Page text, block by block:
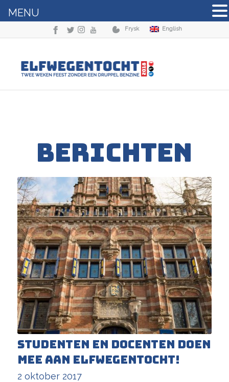
Frysk English
BERICHTEN
Studenten en docenten doen
mee aan Elfwegentocht!
2 oktober 2017
MENU